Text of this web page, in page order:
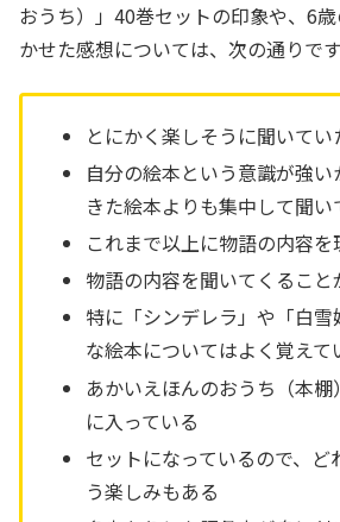
おうち）」40巻セットの印象や、6
かせた感想については、次の通りです
とにかく楽しそうに聞いてい
自分の絵本という意識が強い
きた絵本よりも集中して聞い
これまで以上に物語の内容
物語の内容を聞いてくること
特に「シンデレラ」や「白雪
な絵本についてはよく覚えて
あかいえほんのおうち（本
に入っている
セットになっているので、ど
う楽しみもある